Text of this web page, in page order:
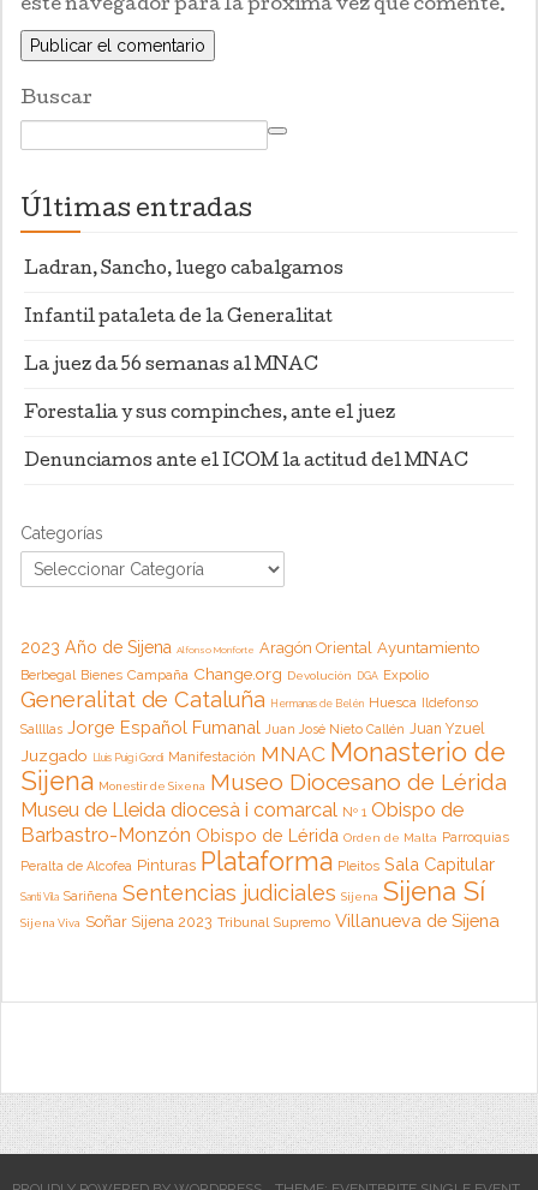
este navegador para la próxima vez que comente.
Buscar
Últimas entradas
Ladran, Sancho, luego cabalgamos
Infantil pataleta de la Generalitat
La juez da 56 semanas al MNAC
Forestalia y sus compinches, ante el juez
Denunciamos ante el ICOM la actitud del MNAC
Categorías
2023 Año de Sijena Alfonso Monforte Aragón Oriental Ayuntamiento
Berbegal Bienes Campaña Change.org Devolución DGA Expolio
Generalitat de Cataluña Hermanas de Belén Huesca Ildefonso
Sallllas Jorge Español Fumanal Juan José Nieto Callén Juan Yzuel
Juzgado Lluis Puig i Gordi Manifestación MNAC Monasterio de
Sijena Monestir de Sixena Museo Diocesano de Lérida
Museu de Lleida diocesà i comarcal Nº 1 Obispo de
Barbastro-Monzón Obispo de Lérida Orden de Malta Parroquias
Peralta de Alcofea Pinturas Plataforma Pleitos Sala Capitular
Santi Vila Sariñena Sentencias judiciales Sijena Sijena Sí
Sijena Viva Soñar Sijena 2023 Tribunal Supremo Villanueva de Sijena